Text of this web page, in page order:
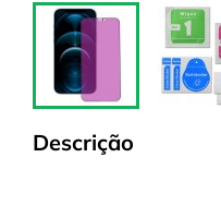
Descrição